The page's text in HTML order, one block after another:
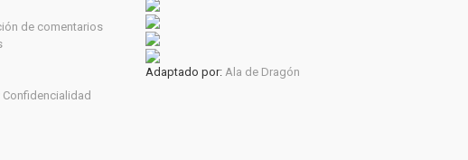
de comentarios
Confidencialidad
Adaptado por: Ala de Dragón